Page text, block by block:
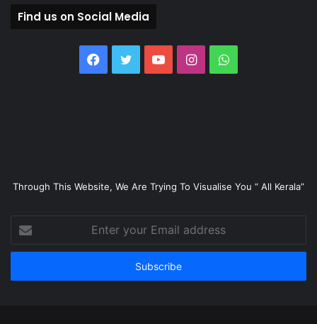
Find us on Social Media
Facebook
TwitterYouTubeInstagramWhatsApp
Through This Website, We Are Trying To Visualise You “ All Kerala”
your
Email